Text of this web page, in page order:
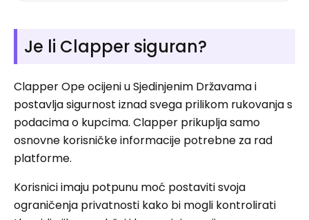
Je li Clapper siguran?
Clapper Ope ocijeni u Sjedinjenim Državama i
postavlja sigurnost iznad svega prilikom rukovanja s
podacima o kupcima. Clapper prikuplja samo
osnovne korisničke informacije potrebne za rad
platforme.
Korisnici imaju potpunu moć postaviti svoja
ograničenja privatnosti kako bi mogli kontrolirati